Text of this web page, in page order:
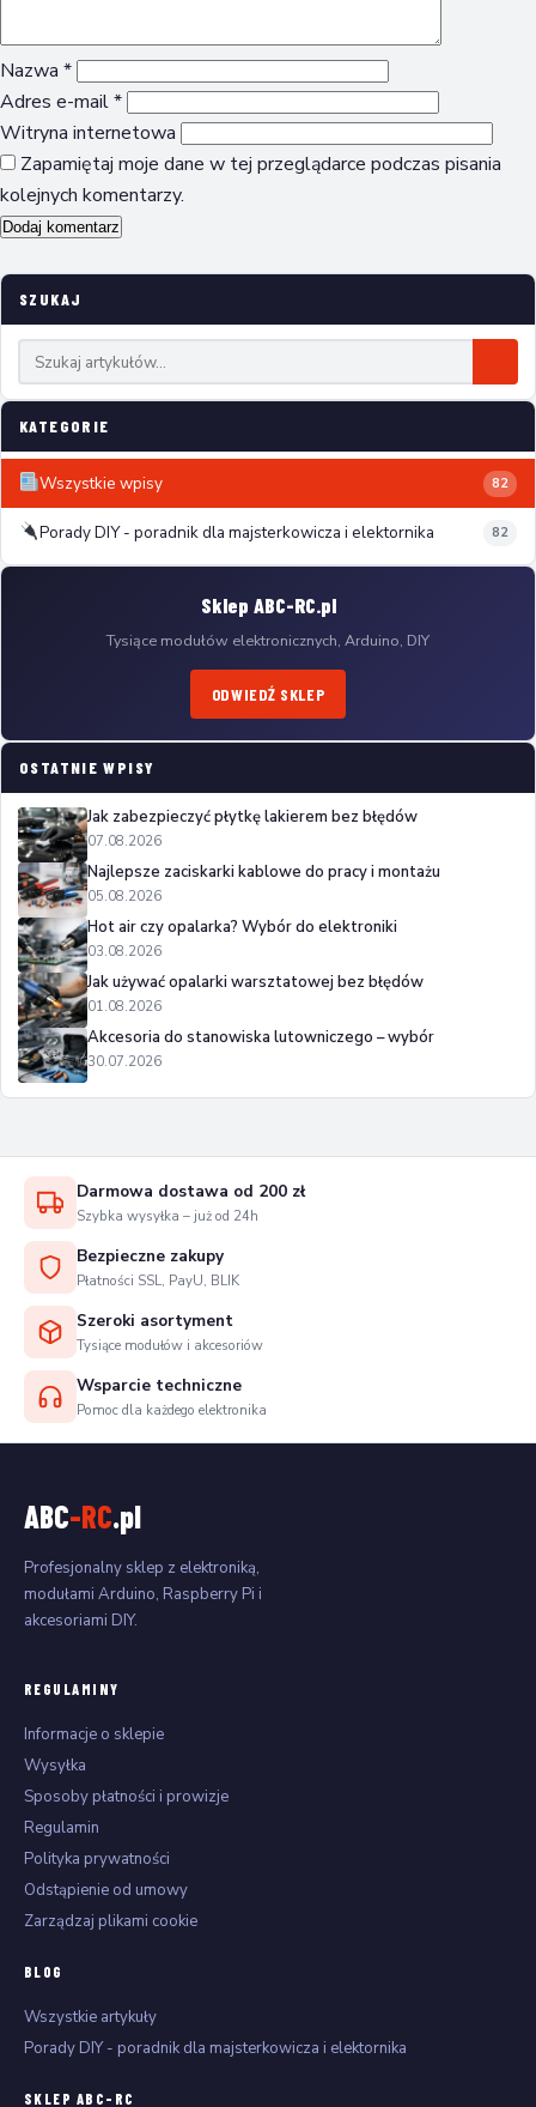
Nazwa *
Adres e-mail*
Witryna internetowa
Zapamiętaj moje dane w tej przeglądarce podczas pisania
kolejnych komentarzy.
SZUKAJ
KATEGORIE
Wszystkie wpisy 82
Porady DIY - poradnik dla majsterkowicza i elektornika 82
Sklep ABC-RC.pl
Tysiące modułów elektronicznych, Arduino, DIY
ODWIEDŹ SKLEP
OSTATNIE WPISY
Jak zabezpieczyć płytkę lakierem bez błędów
07.08.2026
Najlepsze zaciskarki kablowe do pracy i montażu
05.08.2026
Hot air czy opalarka? Wybór do elektroniki
03.08.2026
Jak używać opalarki warsztatowej bez błędów
01.08.2026
Akcesoria do stanowiska lutowniczego – wybór
30.07.2026
Darmowa dostawa od 200 zł
Szybka wysyłka – już od 24h
Bezpieczne zakupy
Płatności SSL, PayU, BLIK
Szeroki asortyment
Tysiące modułów i akcesoriów
Wsparcie techniczne
Pomoc dla każdego elektronika
ABC-RC.pl
Profesjonalny sklep z elektroniką,
modułami Arduino, Raspberry Pi i
akcesoriami DIY.
REGULAMINY
Informacje o sklepie
Wysyłka
Sposoby płatności i prowizje
Regulamin
Polityka prywatności
Odstąpienie od umowy
Zarządzaj plikami cookie
BLOG
Wszystkie artykuły
Porady DIY - poradnik dla majsterkowicza i elektornika
SKLEP ABC-RC